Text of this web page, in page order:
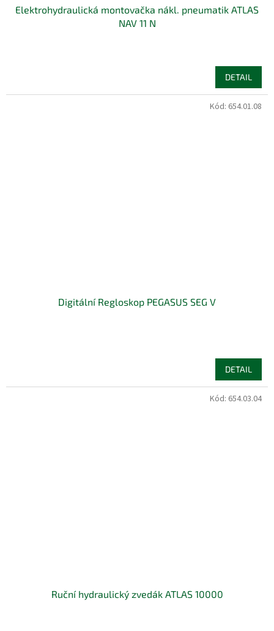
Elektrohydraulická montovačka nákl. pneumatik ATLAS
NAV 11 N
DETAIL
Digitální Regloskop PEGASUS SEG V
DETAIL
Kód: 654.01.08
Ruční hydraulický zvedák ATLAS 10000
Kód: 654.03.04